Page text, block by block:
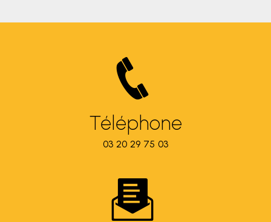
Téléphone
03 20 29 75 03